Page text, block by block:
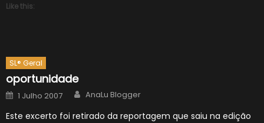
Like this:
SL® Geral
oportunidade
Posted
on
1 Julho 2007 Author
AnaLu Blogger
Este excerto foi retirado da reportagem que saiu na edição